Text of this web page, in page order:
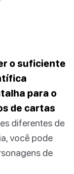
o suficiente
para o
de cartas
diferentes de
você pode
de